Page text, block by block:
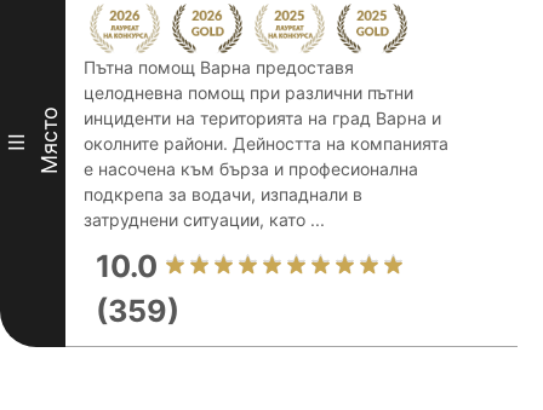
III Място
Пътна помощ Варна предоставя
целодневна помощ при различни пътни
инциденти на територията на град Варна и
околните райони. Дейността на компанията
е насочена към бърза и професионална
подкрепа за водачи, изпаднали в
затруднени ситуации, като ...
10.0
(359)